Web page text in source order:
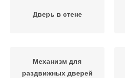
Дверь в стене
Механизм для
раздвижных дверей